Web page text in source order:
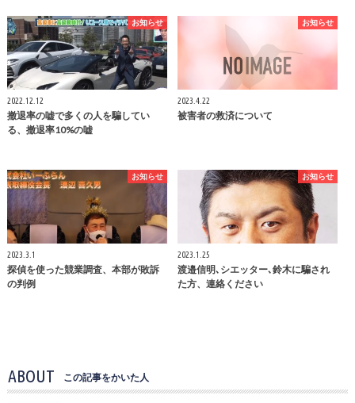
お知らせ
2022.12.12
撤退率の嘘で多くの人を騙してい
る、撤退率10%の嘘
お知らせ
2023.4.22
被害者の救済について
お知らせ
2023.3.1
探偵を使った競業調査、本部が敗訴
の判例
お知らせ
2023.1.25
渡邉信明､シエッター､鈴木に騙され
た方、連絡ください
ABOUT この記事をかいた人